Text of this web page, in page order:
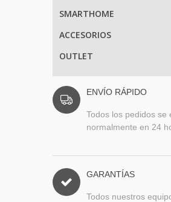
SMARTHOME
ACCESORIOS
OUTLET
ENVÍO RÁPIDO
Todos los pedidos se
normalmente en 24
GARANTÍAS
Todos nuestros